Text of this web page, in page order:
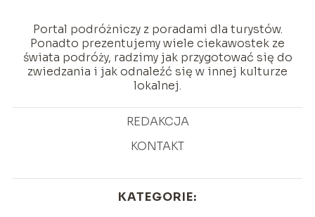
Portal podróżniczy z poradami dla turystów.
Ponadto prezentujemy wiele ciekawostek ze
świata podróży, radzimy jak przygotować się do
zwiedzania i jak odnaleźć się w innej kulturze
lokalnej.
REDAKCJA
KONTAKT
KATEGORIE: